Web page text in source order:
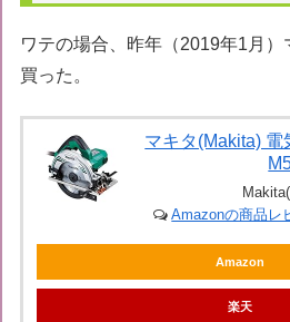
ワテの場合、昨年（2019年1月
買った。
マキタ(Makita)
Amazonの商品レ
Amazon
楽天